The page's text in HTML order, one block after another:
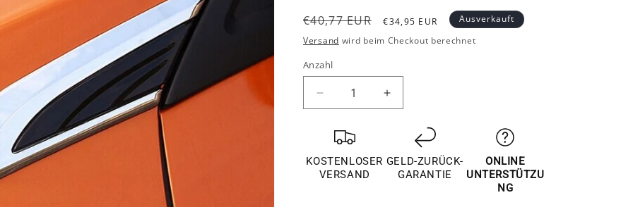
o
n
Normaler
Preis
€40,77 EUR Verkaufspreis
€34,95 EUR
Ausverkauft
Versand wird beim Checkout berechnet
Anzahl
Verringere
die
Menge
Honda
Civic
Erhöhe
die
Honda
Civic
KOSTENLOSER
VERSAND
GELD-ZURÜCK-
GARANTIE
ONLINE
UNTERSTÜTZU
NG